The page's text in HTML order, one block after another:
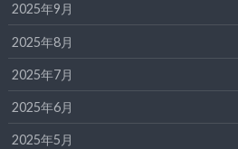
2025年9月
2025年8月
2025年7月
2025年6月
2025年5月